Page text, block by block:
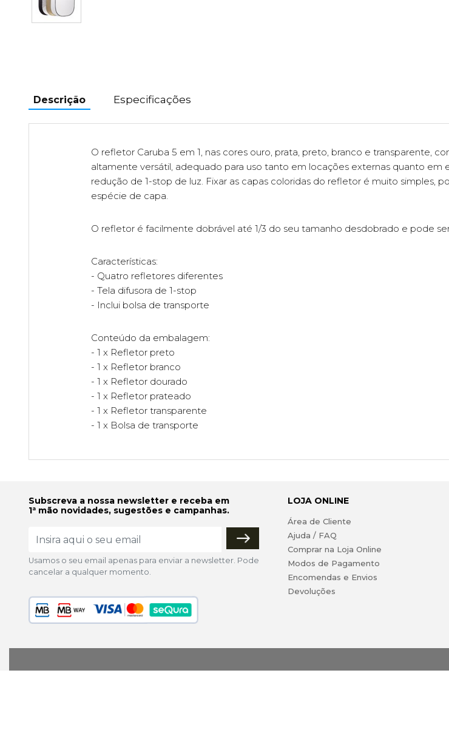
Descrição Especificações
O refletor Caruba 5 em 1, nas cores ouro, prata, preto, branco e transparente,
altamente versátil, adequado para uso tanto em locações externas quanto
redução de 1-stop de luz. Fixar as capas coloridas do refletor é muito simples,
espécie de capa.
O refletor é facilmente dobrável até 1/3 do seu tamanho desdobrado e pode
Características:
- Quatro refletores diferentes
- Tela difusora de 1-stop
- Inclui bolsa de transporte
Conteúdo da embalagem:
- 1 x Refletor preto
- 1 x Refletor branco
- 1 x Refletor dourado
- 1 x Refletor prateado
- 1 x Refletor transparente
- 1 x Bolsa de transporte
Subscreva a nossa newsletter e receba em
1ª mão novidades, sugestões e campanhas.
Usamos o seu email apenas para enviar a newsletter. Pode
cancelar a qualquer momento.
LOJA ONLINE
Área de Cliente
Ajuda / FAQ
Comprar na Loja Online
Modos de Pagamento
Encomendas e Envios
Devoluções